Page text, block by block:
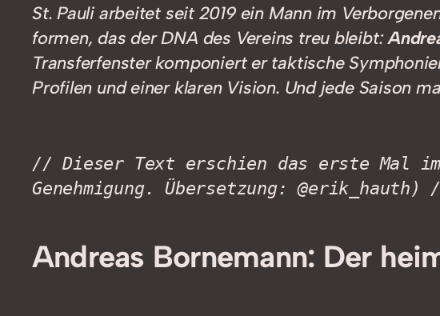
St. Pauli arbeitet seit 2019 ein Mann im
formen, das der DNA des Vereins treu bleibt:
Transferfenster komponiert er taktische
Profilen und einer klaren Vision. Und jede Saison
// Dieser Text erschien das erste Mal im
Genehmigung. Übersetzung: @erik_hauth)
Andreas Bornemann: Der